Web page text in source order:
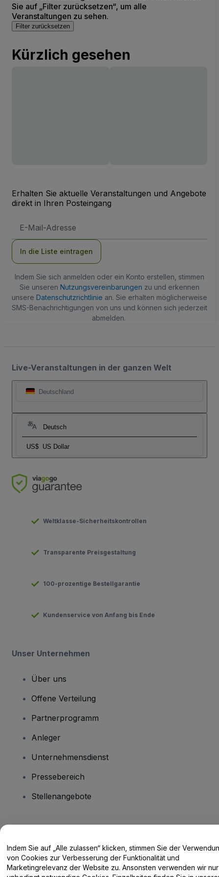
Sie auf „Filter zurücksetzen“, um alle
Veranstaltungen zu sehen.
Filter zurücksetzen
Kürzlich gesehen
Erhalten Sie aktuelle Veranstaltungen und Angebote
direkt in Ihren Posteingang
Mail-
In die Liste eintragen
Indem Sie sich anmelden oder ein Konto erstellen, stimmen
Sie unseren Nutzungsvereinbarungen zu und erkennen
unsere Datenschutzrichtlinie an. Sie erhalten möglicherweise
SMS-Benachrichtigungen von uns und können sich jederzeit
abmelden.
Live-Veranstaltungen in der ganzen Welt
Deutschland
Deutsch
US$ US Dollar
Weltklasse-Sicherheitskontrollen
Transparente Preisgestaltung
100-prozentige Bestellgarantie
Kundenservice von Anfang bis Ende
Unser Unternehmen
Über uns
Offene Verteilung
Partnerprogramm
Anleger
Unternehmensdienst
Pressebereich
Stellenangebote
Hilfe-Center / Kontakt
Indem Sie auf „Alle zulassen“ klicken, stimmen Sie der
von Cookies zur Verbesserung der Funktionalität und
Marketingrelevanz der Website zu. Ansonsten verwenden wir nur